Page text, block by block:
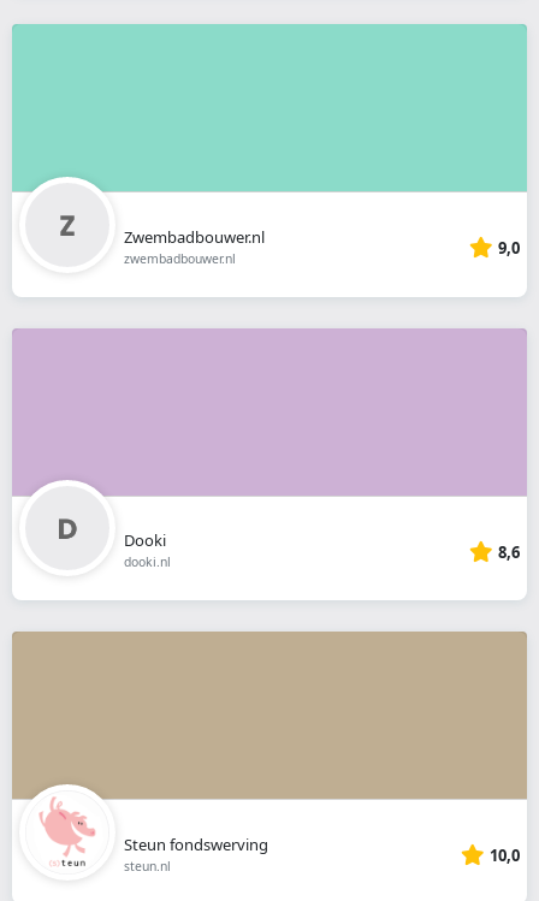
Zwembadbouwer.nl
zwembadbouwer.nl 9,0
Dooki
dooki.nl 8,6
Steun fondswerving
steun.nl 10,0